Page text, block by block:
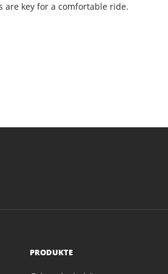
are key for a comfortable ride.
PRODUKTE